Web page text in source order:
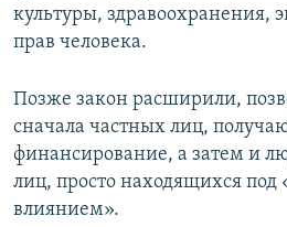
культуры, здравоохранения,
прав человека.
Позже закон расширили,
сначала частных лиц,
финансирование, а затем и
лиц, просто находящихся
влиянием».